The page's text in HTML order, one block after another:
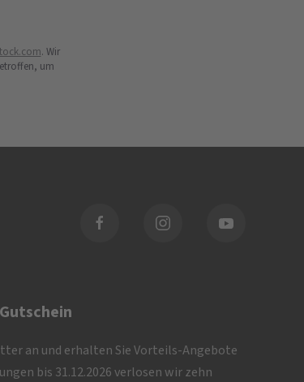
. Wir
um
an und erhalten Sie Vorteils-Angebote
bis 31.12.2026 verlosen wir zehn